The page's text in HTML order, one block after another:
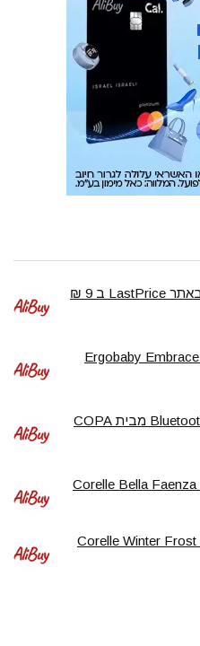
חברות פלוס באתר LastPrice ב 9 ₪
מנשא לתינוק Ergobaby Embrace
זוג רמקולים Bluetooth מבית COPA
סט 12 חלקים Corelle Winter Frost